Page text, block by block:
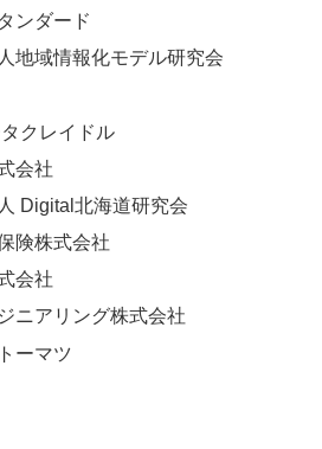
ンダード
地域情報化モデル研究会
クレイドル
会社
Digital北海道研究会
険株式会社
会社
ニアリング株式会社
ーマツ